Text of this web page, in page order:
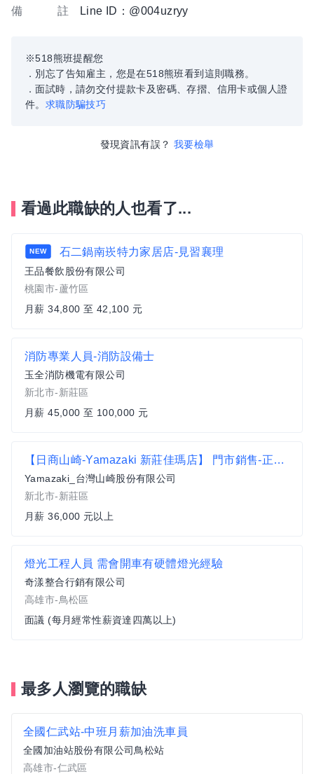
備 註 Line ID：@004uzryy
※518熊班提醒您
．別忘了告知雇主，您是在518熊班看到這則職務。
．面試時，請勿交付提款卡及密碼、存摺、信用卡或個人證
件。 求職防騙技巧
發現資訊有誤？ 我要檢舉
看過此職缺的人也看了...
NEW 石二鍋南崁特力家居店-見習襄理
王品餐飲股份有限公司
桃園市-蘆竹區
月薪 34,800 至 42,100 元
消防專業人員-消防設備士
玉全消防機電有限公司
新北市-新莊區
月薪 45,000 至 100,000 元
【日商山崎-Yamazaki 新莊佳瑪店】 門市銷售-正職-經驗者
Yamazaki_台灣山崎股份有限公司
新北市-新莊區
月薪 36,000 元以上
燈光工程人員 需會開車有硬體燈光經驗
奇漾整合行銷有限公司
高雄市-鳥松區
面議 (每月經常性薪資達四萬以上)
最多人瀏覽的職缺
全國仁武站-中班月薪加油洗車員
全國加油站股份有限公司鳥松站
高雄市-仁武區